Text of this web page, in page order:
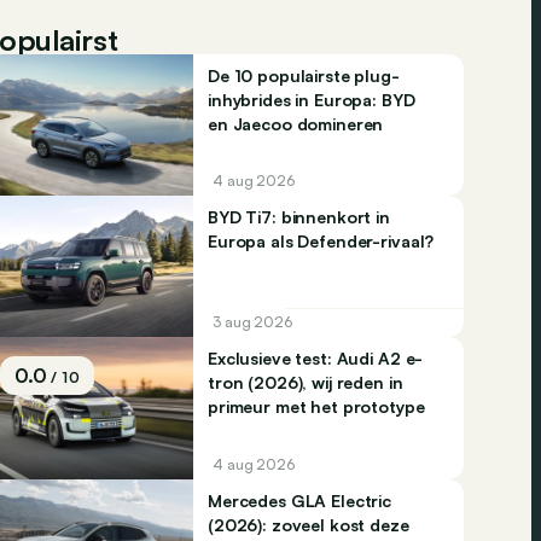
De 10 populairste plug-
inhybrides in Europa: BYD
en Jaecoo domineren
4 aug 2026
BYD Ti7: binnenkort in
Europa als Defender-rivaal?
3 aug 2026
0.0/ 10
Exclusieve test: Audi A2 e-
tron (2026), wij reden in
primeur met het prototype
4 aug 2026
Mercedes GLA Electric
(2026): zoveel kost deze